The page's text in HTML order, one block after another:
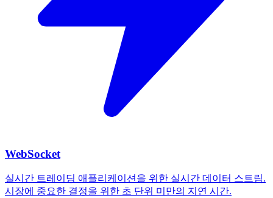
WebSocket
실시간 트레이딩 애플리케이션을 위한 실시간 데이터 스트림.
시장에 중요한 결정을 위한 초 단위 미만의 지연 시간.